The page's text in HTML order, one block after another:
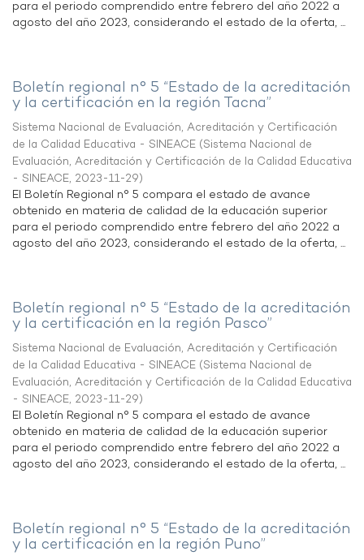
para el periodo comprendido entre febrero del año 2022 a
agosto del año 2023, considerando el estado de la oferta, ...
Boletín regional n° 5 “Estado de la acreditación
y la certificación en la región Tacna”
Sistema Nacional de Evaluación, Acreditación y Certificación
de la Calidad Educativa - SINEACE (Sistema Nacional de
Evaluación, Acreditación y Certificación de la Calidad Educativa
- SINEACE, 2023-11-29)
El Boletín Regional n° 5 compara el estado de avance
obtenido en materia de calidad de la educación superior
para el periodo comprendido entre febrero del año 2022 a
agosto del año 2023, considerando el estado de la oferta, ...
Boletín regional n° 5 “Estado de la acreditación
y la certificación en la región Pasco”
Sistema Nacional de Evaluación, Acreditación y Certificación
de la Calidad Educativa - SINEACE (Sistema Nacional de
Evaluación, Acreditación y Certificación de la Calidad Educativa
- SINEACE, 2023-11-29)
El Boletín Regional n° 5 compara el estado de avance
obtenido en materia de calidad de la educación superior
para el periodo comprendido entre febrero del año 2022 a
agosto del año 2023, considerando el estado de la oferta, ...
Boletín regional n° 5 “Estado de la acreditación
y la certificación en la región Puno”